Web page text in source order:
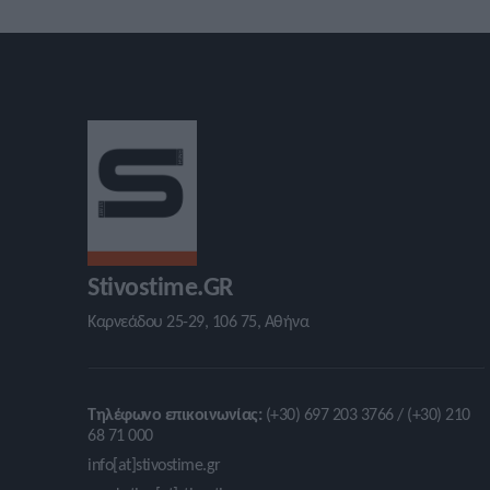
Stivostime.GR
Καρνεάδου 25-29, 106 75, Αθήνα
Τηλέφωνο επικοινωνίας: (+30) 697 203 3766 / (+30) 210
68 71 000
info[at]stivostime.gr